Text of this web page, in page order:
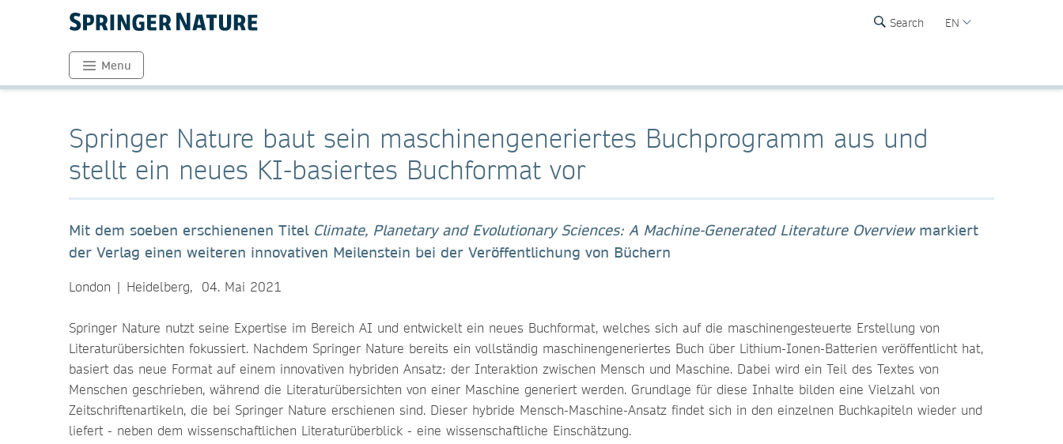
Search EN
Menu
Springer Nature baut sein maschinengeneriertes Buchprogramm aus und
stellt ein neues KI-basiertes Buchformat vor
Mit dem soeben erschienenen Titel Climate, Planetary and Evolutionary Sciences: A Machine-Generated Literature Overviewmarkiert
der Verlag einen weiteren innovativen Meilenstein bei der Veröffentlichung von Büchern
London | Heidelberg, 04. Mai 2021
Springer Nature nutzt seine Expertise im Bereich AI und entwickelt ein neues Buchformat, welches sich auf die maschinengesteuerte Erstellung von
Literaturübersichten fokussiert. Nachdem Springer Nature bereits ein vollständig maschinengeneriertes Buch über Lithium-Ionen-Batterien veröffentlicht hat,
basiert das neue Format auf einem innovativen hybriden Ansatz: der Interaktion zwischen Mensch und Maschine. Dabei wird ein Teil des Textes von
Menschen geschrieben, während die Literaturübersichten von einer Maschine generiert werden. Grundlage für diese Inhalte bilden eine Vielzahl von
Zeitschriftenartikeln, die bei Springer Nature erschienen sind. Dieser hybride Mensch-Maschine-Ansatz findet sich in den einzelnen Buchkapiteln wieder und
liefert - neben dem wissenschaftlichen Literaturüberblick - eine wissenschaftliche Einschätzung.